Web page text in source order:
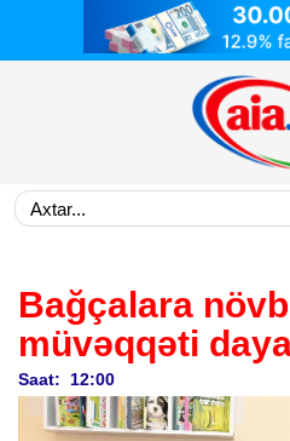
Bağçalara
müvəqqəti
Saat: 12:00